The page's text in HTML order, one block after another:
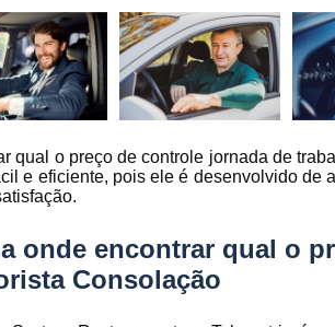
carro
de carros
para
qual o preço de controle jornada de
e eficiente, pois ele é desenvolvido de
onde encontrar qual o
Consolação